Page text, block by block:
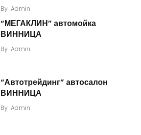
By Admin
“МЕГАКЛИН” автомойка
ВИННИЦА
By Admin
“Автотрейдинг” автосалон
ВИННИЦА
By Admin